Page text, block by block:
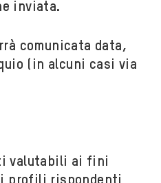
inviata.
comunicata data,
(in alcuni casi via
valutabili ai fini